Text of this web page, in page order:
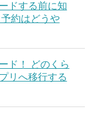
ドする前に知
約はどうや
ド！ どのくら
リへ移行する